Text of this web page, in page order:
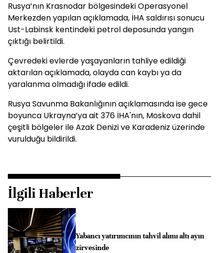
Rusya’nın Krasnodar bölgesindeki Operasyonel
Merkezden yapılan açıklamada, İHA saldırısı sonucu
Ust-Labinsk kentindeki petrol deposunda yangın
çıktığı belirtildi.
Çevredeki evlerde yaşayanların tahliye edildiği
aktarılan açıklamada, olayda can kaybı ya da
yaralanma olmadığı ifade edildi.
Rusya Savunma Bakanlığının açıklamasında ise gece
boyunca Ukrayna’ya ait 376 İHA'nın, Moskova dahil
çeşitli bölgeler ile Azak Denizi ve Karadeniz üzerinde
vurulduğu bildirildi.
İlgili Haberler
Yabancı yatırımcının tahvil alımı altı ayın
zirvesinde